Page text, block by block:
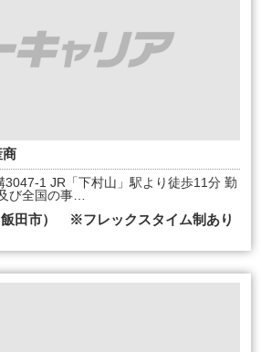
商
3047-1 JR「下村山」駅より徒歩11分 勤
び全国の事…
飯田市） ※フレックスタイム制あり